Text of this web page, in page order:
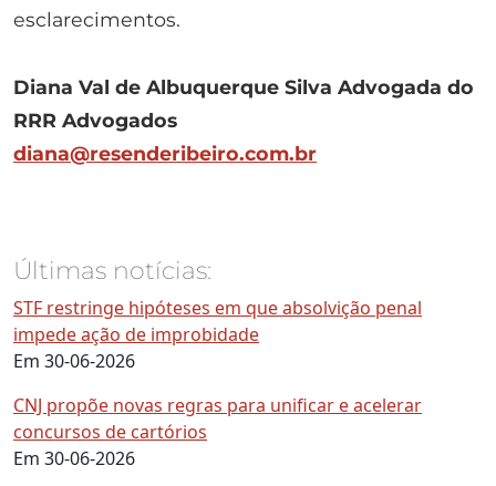
esclarecimentos.
Diana Val de Albuquerque Silva Advogada do
RRR Advogados
diana@resenderibeiro.com.br
Últimas notícias:
STF restringe hipóteses em que absolvição penal
impede ação de improbidade
Em 30-06-2026
CNJ propõe novas regras para unificar e acelerar
concursos de cartórios
Em 30-06-2026